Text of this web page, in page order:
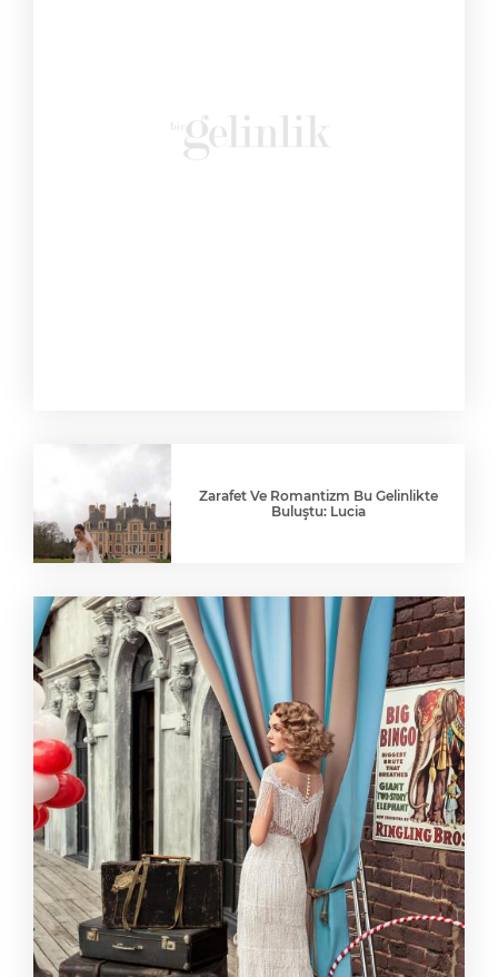
Zarafet Ve Romantizm Bu Gelinlikte
Buluştu: Lucia